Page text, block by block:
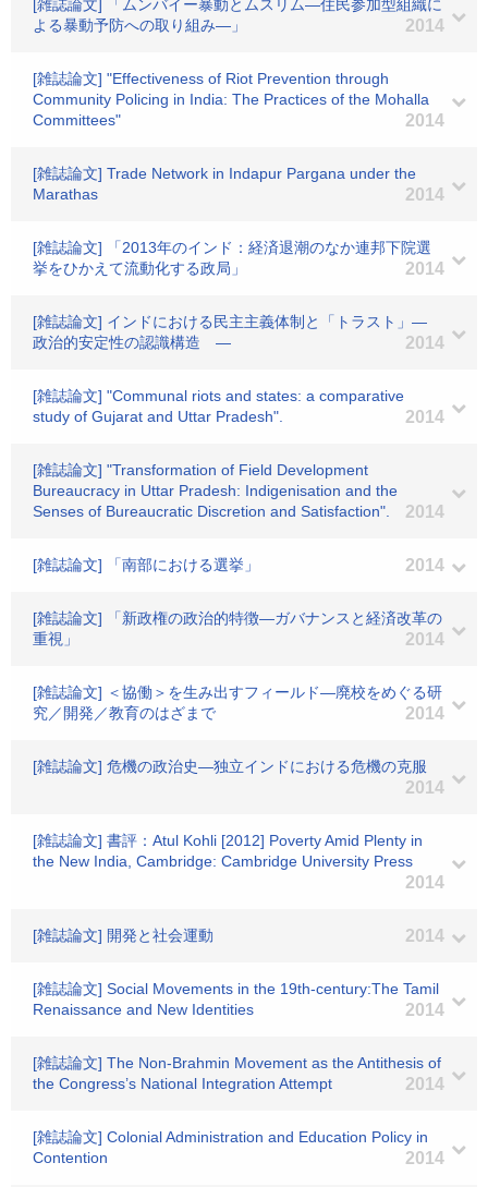
[雑誌論文] 「ムンバイー暴動とムスリム―住民参加型組織に
よる暴動予防への取り組み―」
2014
[雑誌論文] "Effectiveness of Riot Prevention through
Community Policing in India: The Practices of the Mohalla
Committees"
2014
[雑誌論文] Trade Network in Indapur Pargana under the
Marathas
2014
[雑誌論文] 「2013年のインド：経済退潮のなか連邦下院選
挙をひかえて流動化する政局」
2014
[雑誌論文] インドにおける民主主義体制と「トラスト」―
政治的安定性の認識構造 ―
2014
[雑誌論文] "Communal riots and states: a comparative
study of Gujarat and Uttar Pradesh".
2014
[雑誌論文] "Transformation of Field Development
Bureaucracy in Uttar Pradesh: Indigenisation and the
Senses of Bureaucratic Discretion and Satisfaction".
2014
[雑誌論文] 「南部における選挙」 2014
[雑誌論文] 「新政権の政治的特徴―ガバナンスと経済改革の
重視」
2014
[雑誌論文] ＜協働＞を生み出すフィールド―廃校をめぐる研
究／開発／教育のはざまで
2014
[雑誌論文] 危機の政治史―独立インドにおける危機の克服
2014
[雑誌論文] 書評：Atul Kohli [2012] Poverty Amid Plenty in
the New India, Cambridge: Cambridge University Press
2014
[雑誌論文] 開発と社会運動 2014
[雑誌論文] Social Movements in the 19th-century:The Tamil
Renaissance and New Identities
2014
[雑誌論文] The Non-Brahmin Movement as the Antithesis of
the Congress’s National Integration Attempt
2014
[雑誌論文] Colonial Administration and Education Policy in
Contention
2014